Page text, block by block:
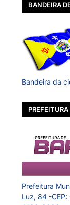
BANDEIRA
Bandeira da
Prefeitura
Luz, 84 -